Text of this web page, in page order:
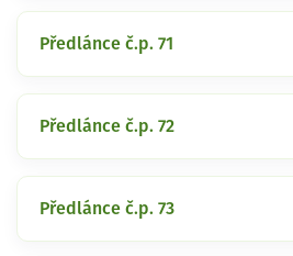
Předlánce č.p. 71
Předlánce č.p. 72
Předlánce č.p. 73